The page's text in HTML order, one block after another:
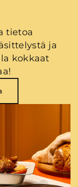
tietoa
ja
kokkaat